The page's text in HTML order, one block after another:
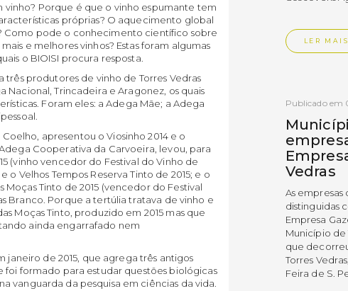
vinho? Porque é que o vinho espumante tem
próprias? O aquecimento global
Como pode o conhecimento científico sobre
e melhores vinhos? Estas foram algumas
o BIOISI procura resposta.
produtores de vinho de Torres Vedras
Nacional, Trincadeira e Aragonez, os quais
Foram eles: a Adega Mãe; a Adega
apresentou o Viosinho 2014 e o
Cooperativa da Carvoeira, levou, para
(vinho vencedor do Festival do Vinho de
o Velhos Tempos Reserva Tinto de 2015; e o
Tinto de 2015 (vencedor do Festival
Branco. Porque a tertúlia tratava de vinho e
Moças Tinto, produzido em 2015 mas que
ainda engarrafado nem
janeiro de 2015, que agrega três antigos
foi formado para estudar questões biológicas
vanguarda da pesquisa em ciências da vida.
LER MAIS
Publicado em
Vedras
As
distinguidas
Empresa
Município de
que
Torres
Feira de S.